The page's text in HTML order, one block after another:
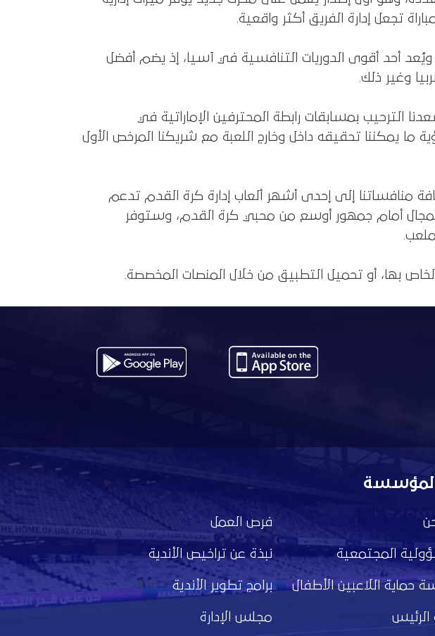
تجعل إدارة الفريق أكثر واقعية.
14 ناديًا من جميع أنحاء الإمارات، ويُعد أحد أقوى الدوريات التنافسية في آسيا، إذ يضم أفضل
وغير ذلك.
الترحيب بمسابقات رابطة المحترفين الإماراتية في
ما يمكننا تحقيقه داخل وخارج اللعبة مع شريكنا المرخص الأول
منافساتنا إلى إحدى أشهر ألعاب إدارة كرة القدم تدعم
أمام جمهور أوسع من محبي كرة القدم، وستوفر
بها، أو تحميل التطبيق من خلال المنصات المخصصة.
فرص العمل
المجتمعية نبذة عن تراخيص الأندية
حماية اللاعبين الأطفال برامج تطوير الأندية
الرئيس مجلس الإدارة